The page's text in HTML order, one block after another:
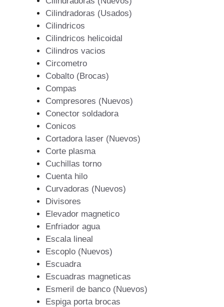
Cilindradoras (Usados)
Cilindricos
Cilindricos helicoidal
Cilindros vacios
Circometro
Cobalto (Brocas)
Compas
Compresores (Nuevos)
Conector soldadora
Conicos
Cortadora laser (Nuevos)
Corte plasma
Cuchillas torno
Cuenta hilo
Curvadoras (Nuevos)
Divisores
Elevador magnetico
Enfriador agua
Escala lineal
Escoplo (Nuevos)
Escuadra
Escuadras magneticas
Esmeril de banco (Nuevos)
Espiga porta brocas